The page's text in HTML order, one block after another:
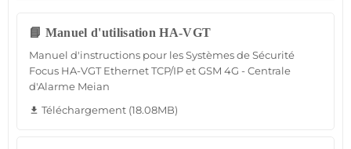
📘 Manuel d'utilisation HA-VGT
Manuel d'instructions pour les Systèmes de Sécurité
Focus HA-VGT Ethernet TCP/IP et GSM 4G - Centrale
d'Alarme Meian
file_download Téléchargement (18.08MB)